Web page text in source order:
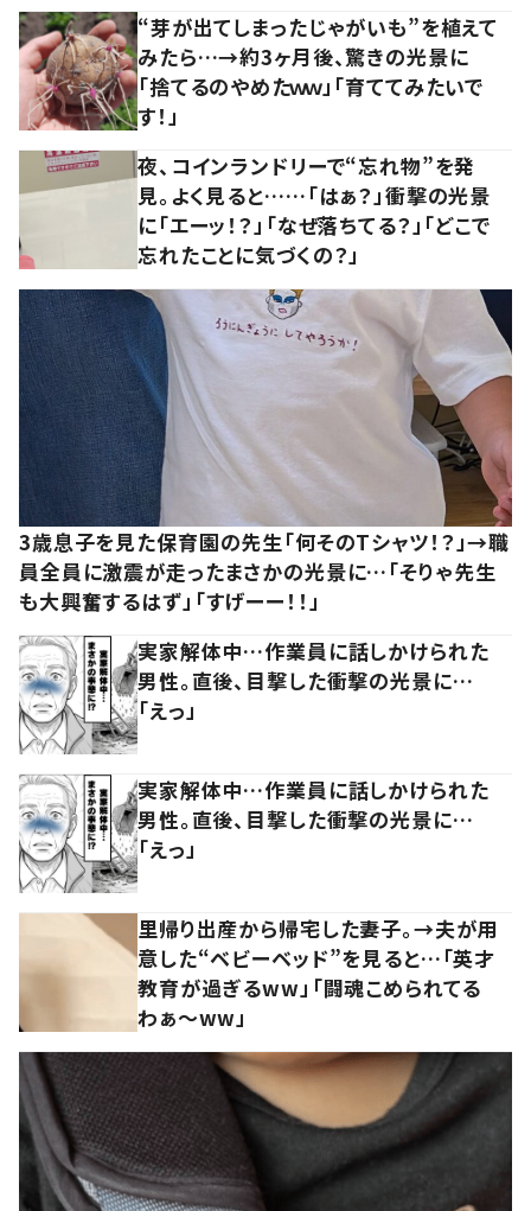
“芽が出てしまったじゃがいも”を植えて
みたら…→約3ヶ月後、驚きの光景に
「捨てるのやめたｗｗ」「育ててみたいで
す！」
夜、コインランドリーで“忘れ物”を発
見。よく見ると……「はぁ？」衝撃の光景
に「エーッ！？」「なぜ落ちてる？」「どこで
忘れたことに気づくの？」
3歳息子を見た保育園の先生「何そのTシャツ！？」→職
員全員に激震が走ったまさかの光景に…「そりゃ先生
も大興奮するはず」「すげーー！！」
実家解体中…作業員に話しかけられた
男性。直後、目撃した衝撃の光景に…
「えっ」
実家解体中…作業員に話しかけられた
男性。直後、目撃した衝撃の光景に…
「えっ」
里帰り出産から帰宅した妻子。→夫が用
意した“ベビーベッド”を見ると…「英才
教育が過ぎるww」「闘魂こめられてる
わぁ～ww」